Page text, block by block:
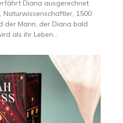
Diana ausgerechnet
1500
der Mann, der Diana bald
als ihr Leben…